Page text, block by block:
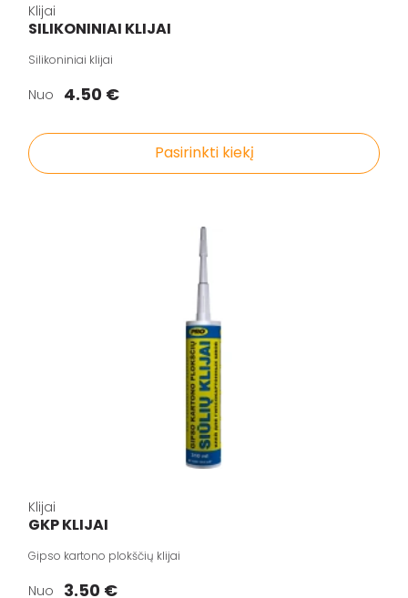
Klijai
SILIKONINIAI KLIJAI
Silikoniniai klijai
Nuo 4.50 €
Pasirinkti kiekį
Klijai
GKP KLIJAI
Gipso kartono plokščių klijai
Nuo 3.50 €